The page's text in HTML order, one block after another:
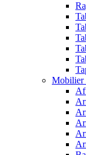
Mobilier